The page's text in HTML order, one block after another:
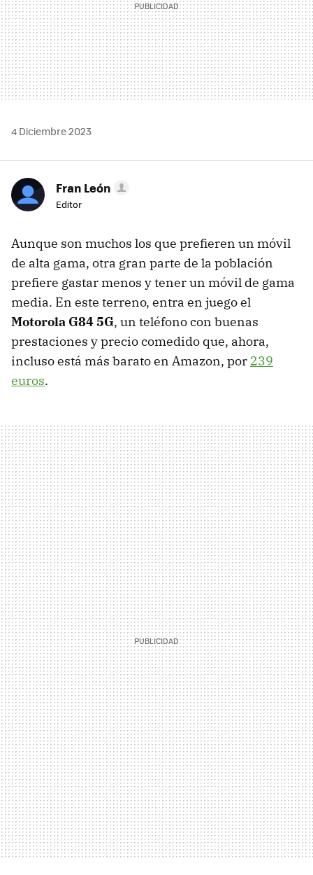
4 Diciembre 2023
Fran León
Editor
Aunque son muchos los que prefieren un móvil
de alta gama, otra gran parte de la población
prefiere gastar menos y tener un móvil de gama
media. En este terreno, entra en juego el
Motorola G84 5G, un teléfono con buenas
prestaciones y precio comedido que, ahora,
incluso está más barato en Amazon, por 239
euros.